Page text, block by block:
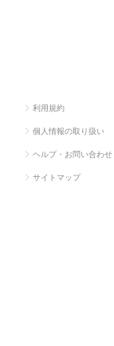
利用規約
個人情報の取り扱い
ヘルプ・お問い合わせ
サイトマップ